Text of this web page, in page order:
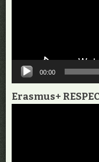
00:00
Erasmus+